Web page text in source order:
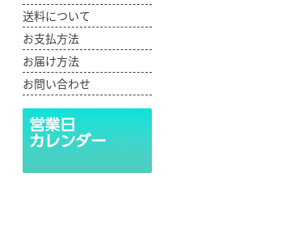
送料について
お支払方法
お届け方法
お問い合わせ